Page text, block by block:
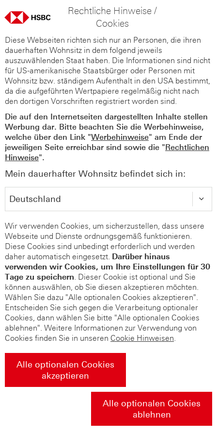
Rechtliche Hinweise /
Cookies
Diese Webseiten richten sich nur an Personen, die ihren
dauerhaften Wohnsitz in dem folgend jeweils
auszuwählenden Staat haben. Die Informationen sind nicht
für US-amerikanische Staatsbürger oder Personen mit
Wohnsitz bzw. ständigem Aufenthalt in den USA bestimmt,
da die aufgeführten Wertpapiere regelmäßig nicht nach
den dortigen Vorschriften registriert worden sind.
Die auf den Internetseiten dargestellten Inhalte stellen
Werbung dar. Bitte beachten Sie die Werbehinweise,
welche über den Link "Werbehinweise" am Ende der
jeweiligen Seite erreichbar sind sowie die "Rechtlichen
Hinweise".
Mein dauerhafter Wohnsitz befindet sich in:
Wir verwenden Cookies, um sicherzustellen, dass unsere
Webseite und Dienste ordnungsgemäß funktionieren.
Diese Cookies sind unbedingt erforderlich und werden
daher automatisch eingesetzt. Darüber hinaus
verwenden wir Cookies, um Ihre Einstellungen für 30
Tage zu speichern. Dieser Cookie ist optional und Sie
können auswählen, ob Sie diesen akzeptieren möchten.
Wählen Sie dazu "Alle optionalen Cookies akzeptieren".
Entscheiden Sie sich gegen die Verarbeitung optionaler
Cookies, dann wählen Sie bitte "Alle optionalen Cookies
ablehnen". Weitere Informationen zur Verwendung von
Cookies finden Sie in unseren Cookie Hinweisen.
Alle optionalen Cookies
akzeptieren
Alle optionalen Cookies
ablehnen